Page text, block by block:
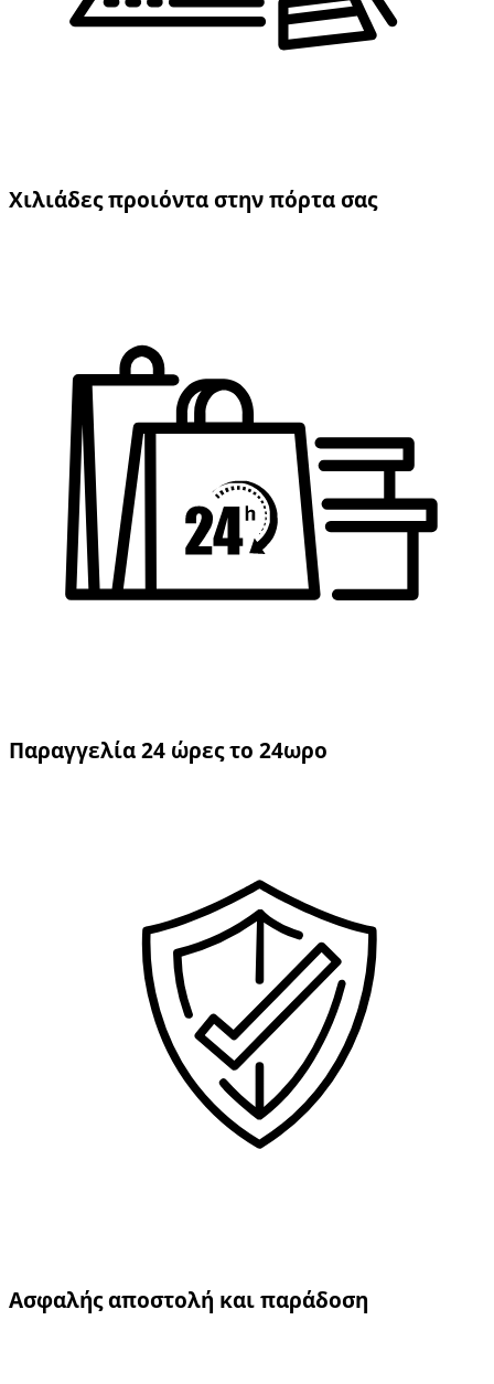
Χιλιάδες προιόντα στην πόρτα σας
Παραγγελία 24 ώρες το 24ωρο
Ασφαλής αποστολή και παράδοση